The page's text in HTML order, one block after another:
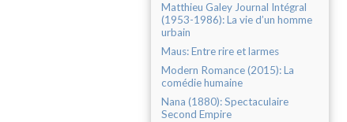
Matthieu Galey Journal Intégral
(1953-1986): La vie d’un homme
urbain
Maus: Entre rire et larmes
Modern Romance (2015): La
comédie humaine
Nana (1880): Spectaculaire
Second Empire